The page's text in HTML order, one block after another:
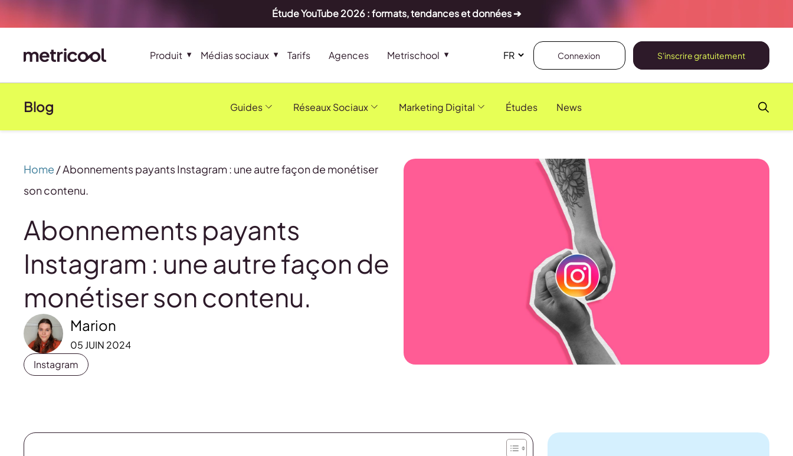
Étude YouTube 2026 : formats, tendances et données ➔
Produit Médias sociaux Tarifs Agences Metrischool Connexion S'inscrire gratuitement
Blog Guides Réseaux Sociaux Marketing Digital Études News
Home /Abonnements payants Instagram : une autre façon de monétiser
son contenu.
Abonnements payants
Instagram : une autre façon de
monétiser son contenu.
Marion
05 JUIN 2024
Instagram